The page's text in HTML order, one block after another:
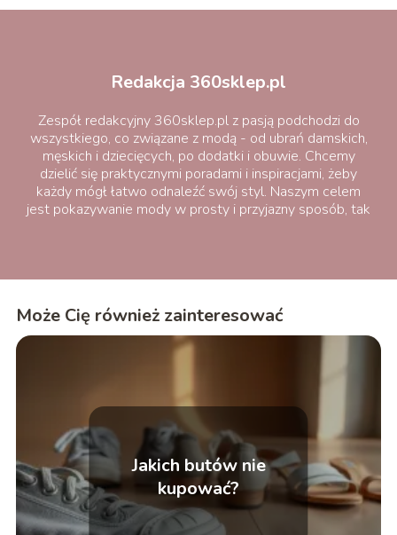
Redakcja 360sklep.pl
Zespół redakcyjny 360sklep.pl z pasją podchodzi do
wszystkiego, co związane z modą - od ubrań damskich,
męskich i dziecięcych, po dodatki i obuwie. Chcemy
dzielić się praktycznymi poradami i inspiracjami, żeby
każdy mógł łatwo odnaleźć swój styl. Naszym celem
jest pokazywanie mody w prosty i przyjazny sposób, tak
Może Cię również zainteresować
Jakich butów nie
kupować?